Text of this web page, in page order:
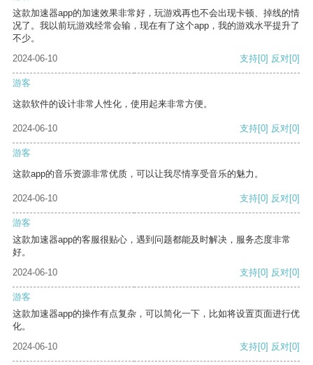
这款加速器app的加速效果非常好，玩游戏再也不会出现卡顿、掉线的情
况了。我以前玩游戏经常会输，现在有了这个app，我的游戏水平提升了
不少。
2024-06-10
支持[0] 反对[0]
游客
这款软件的设计非常人性化，使用起来非常方便。
2024-06-10 支持[0] 反对[0]
游客
这款app的音乐资源非常优质，可以让我尽情享受音乐的魅力。
2024-06-10 支持[0] 反对[0]
游客
这款加速器app的客服很贴心，遇到问题都能及时解决，服务态度非常
好。
2024-06-10
支持[0] 反对[0]
游客
这款加速器app的操作有点复杂，可以简化一下，比如将设置页面进行优
化。
2024-06-10
支持[0] 反对[0]